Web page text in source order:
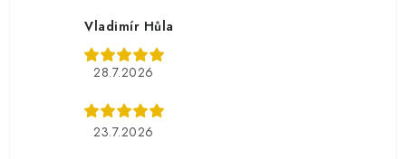
Vladimír Hůla
28.7.2026
23.7.2026